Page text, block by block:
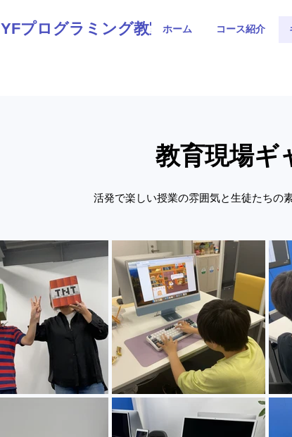
YFプログラミング教室ホーム コース紹介
教育現場ギ
活発で楽しい授業の雰囲気と生徒たちの